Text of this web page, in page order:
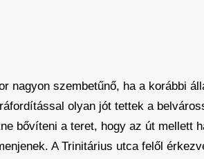
nagyon szembetűnő, ha a korábbi
olyan jót tettek a
bővíteni a teret, hogy az út mellett
A Trinitárius utca felől